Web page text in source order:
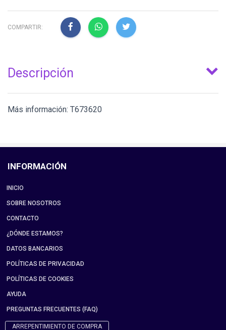
COMPARTIR:
Descripción
Más información: T673620
INFORMACIÓN
INICIO
SOBRE NOSOTROS
CONTACTO
¿DÓNDE ESTAMOS?
DATOS BANCARIOS
POLÍTICAS DE PRIVACIDAD
POLÍTICAS DE COOKIES
AYUDA
PREGUNTAS FRECUENTES (FAQ)
ARREPENTIMIENTO DE COMPRA